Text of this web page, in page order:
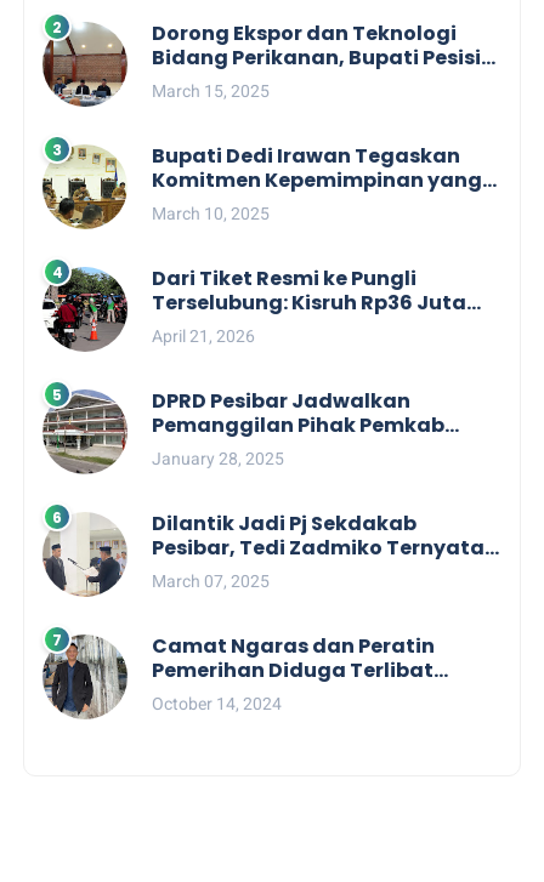
Dorong Ekspor dan Teknologi
Bidang Perikanan, Bupati Pesisir
Barat Audiensi Terkait Sister City
March 15, 2025
Bupati Dedi Irawan Tegaskan
Komitmen Kepemimpinan yang
Berpihak kepada Masyarakat
dalam Rapat Koordinasi OPD
March 10, 2025
Dari Tiket Resmi ke Pungli
Terselubung: Kisruh Rp36 Juta
Pengelolaan Tiket Pantai
Labuhan Jukung
April 21, 2026
DPRD Pesibar Jadwalkan
Pemanggilan Pihak Pemkab
Terkait Nasib dan Status TKD di
Tahun 2025
January 28, 2025
Dilantik Jadi Pj Sekdakab
Pesibar, Tedi Zadmiko Ternyata
Punya Rekam Jejak Gemilang
March 07, 2025
Camat Ngaras dan Peratin
Pemerihan Diduga Terlibat
Politik Praktis, Mahasiswa
Pesibar Desak Bawaslu
October 14, 2024